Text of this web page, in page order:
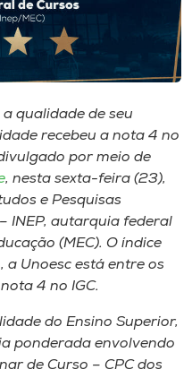
qualidade de seu
recebeu a nota 4 no
por meio de
, nesta sexta-feira (23),
e Pesquisas
INEP, autarquia federal
(MEC). O índice
a Unoesc está entre os
4 no IGC.
do Ensino Superior,
ponderada envolvendo
de Curso – CPC dos